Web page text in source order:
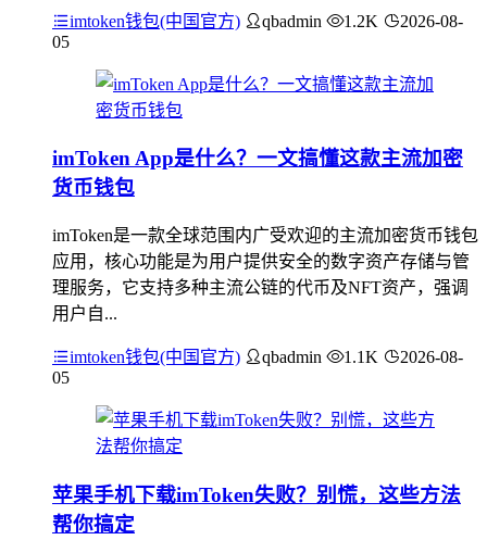
imtoken钱包(中国官方) qbadmin 1.2K
2026-08-
05
imToken App是什么？一文搞懂这款主流加密
货币钱包
imToken是一款全球范围内广受欢迎的主流加密货币钱包
应用，核心功能是为用户提供安全的数字资产存储与管
理服务，它支持多种主流公链的代币及NFT资产，强调
用户自...
imtoken钱包(中国官方) qbadmin 1.1K
2026-08-
05
苹果手机下载imToken失败？别慌，这些方法
帮你搞定